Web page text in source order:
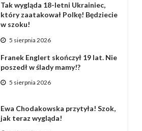
Tak wygląda 18-letni Ukrainiec,
który zaatakował Polkę! Będziecie
w szoku!
5 sierpnia 2026
Franek Englert skończył 19 lat. Nie
poszedł w ślady mamy!?
5 sierpnia 2026
Ewa Chodakowska przytyła! Szok,
jak teraz wygląda!